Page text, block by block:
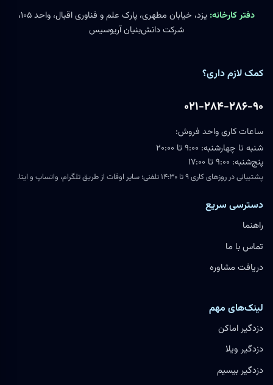
دفتر کارخانه:
یزد، خیابان مطهری، پارک علم و فناوری اقبال، واحد ۱۰۵،
شرکت دانش‌بنیان آریوسیس
کمک لازم داری؟
۰۲۱-۲۸۴-۲۸۶-۹۰
ساعات کاری واحد فروش:
شنبه تا چهارشنبه: ۹:۰۰ تا ۲۰:۰۰
پنج‌شنبه: ۹:۰۰ تا ۱۷:۰۰
پشتیبانی در روزهای کاری ۹ تا ۱۴:۳۰ تلفنی؛ سایر اوقات از طریق تلگرام، واتساپ و ایتا.
دسترسی سریع
راهنما
تماس با ما
دریافت مشاوره
لینک‌های مهم
دزدگیر اماکن
دزدگیر ویلا
دزدگیر بیسیم